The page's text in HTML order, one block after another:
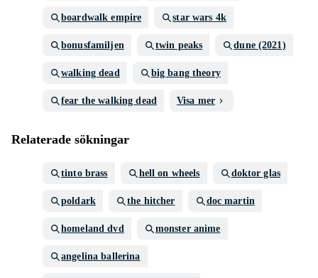
boardwalk empire star wars 4k
bonusfamiljen twin peaks dune (2021)
walking dead big bang theory
fear the walking dead Visa mer
Relaterade sökningar
tinto brass hell on wheels doktor glas
poldark the hitcher doc martin
homeland dvd monster anime
angelina ballerina